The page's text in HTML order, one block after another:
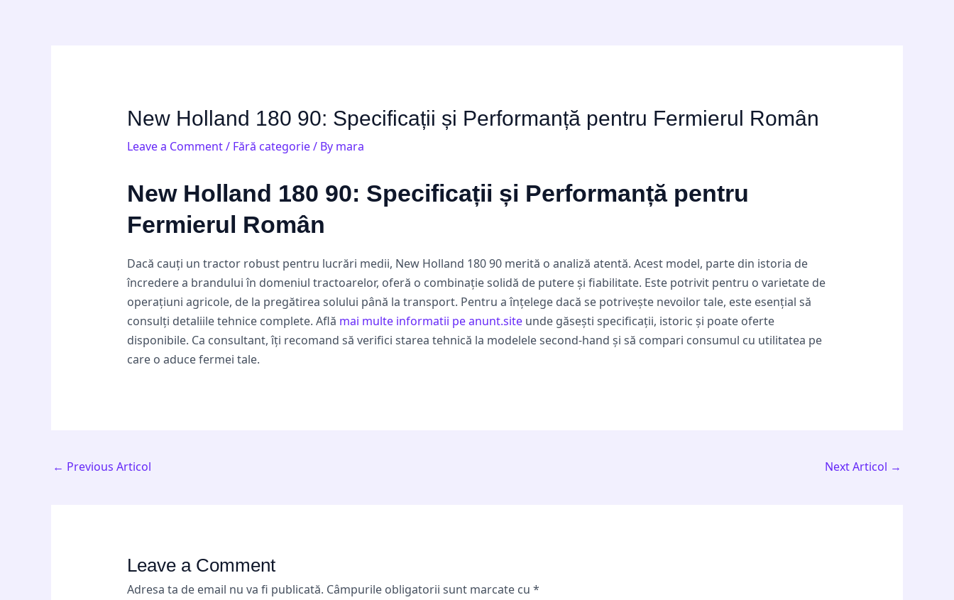
New Holland 180 90: Specificații și Performanță pentru Fermierul Român
Leave a Comment/ Fără categorie/ By mara
New Holland 180 90: Specificații și Performanță pentru
Fermierul Român
Dacă cauți un tractor robust pentru lucrări medii, New Holland 180 90 merită o analiză atentă. Acest model, parte din istoria de
încredere a brandului în domeniul tractoarelor, oferă o combinație solidă de putere și fiabilitate. Este potrivit pentru o varietate de
operațiuni agricole, de la pregătirea solului până la transport. Pentru a înțelege dacă se potrivește nevoilor tale, este esențial să
consulți detaliile tehnice complete. Află mai multe informatii pe anunt.siteunde găsești specificații, istoric și poate oferte
disponibile. Ca consultant, îți recomand să verifici starea tehnică la modelele second-hand și să compari consumul cu utilitatea pe
care o aduce fermei tale.
← Previous Articol Next Articol →
Leave a Comment
Adresa ta de email nu va fi publicată. Câmpurile obligatorii sunt marcate cu *